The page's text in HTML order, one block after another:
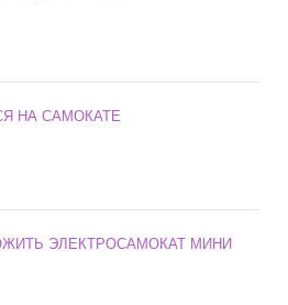
НА САМОКАТЕ
ЭЛЕКТРОСАМОКАТ МИНИ